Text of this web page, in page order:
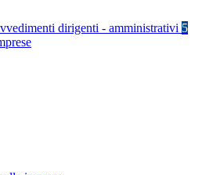
dirigenti - amministrativi 5